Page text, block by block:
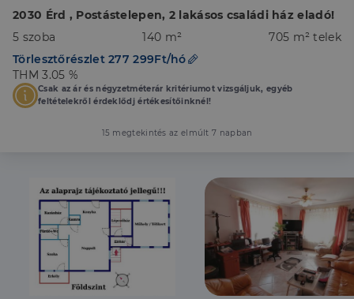
2030 Érd , Postástelepen, 2 lakásos családi ház eladó!
5 szoba
140 m²
705 m² telek
Törlesztőrészlet 277 299Ft/hó
THM 3.05 %
Csak az ár és négyzetméterár kritériumot vizsgáljuk, egyéb
feltételekről érdeklődj értékesítőinknél!
15 megtekintés az elmúlt 7 napban